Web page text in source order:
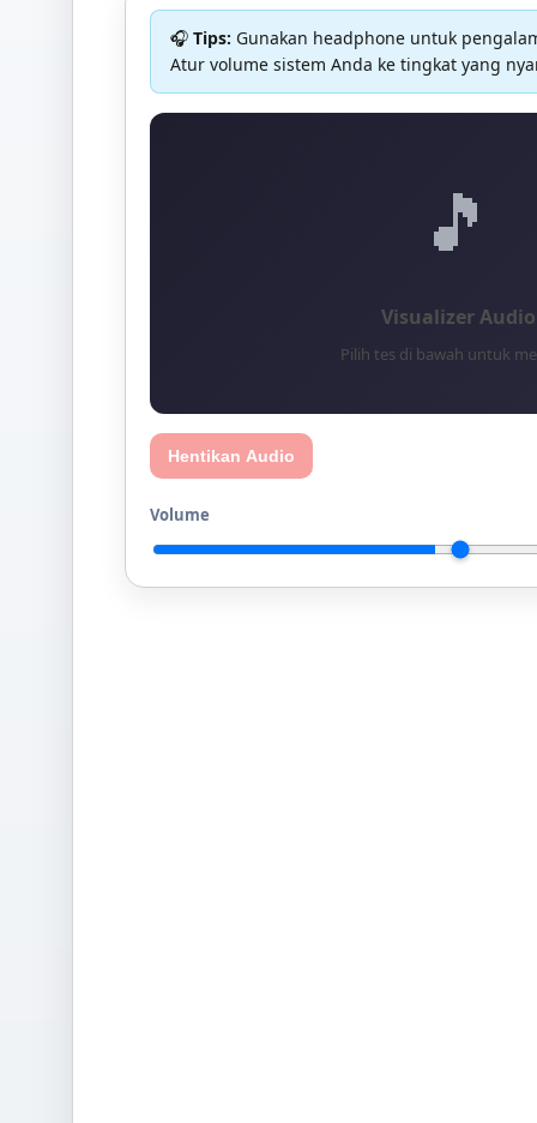
🎧Tips: Gunakan headphone untuk
Atur volume sistem Anda ke tingkat yang
🎵
Visualizer Audio
Pilih tes di bawah untuk
Hentikan Audio
Volume